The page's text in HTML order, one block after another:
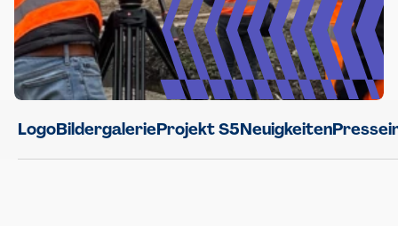
LogoBildergalerieProjekt S5Neuigkeiten